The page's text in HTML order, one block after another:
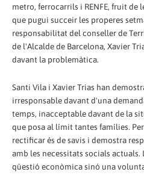
metro, ferrocarrils i RENFE, fruit de
que pugui succeir les properes
responsabilitat del conseller de
de l'Alcalde de Barcelona, Xavier
davant la problemàtica.
Santi Vila i Xavier Trias han
irresponsable davant d'una
temps, inacceptable davant de la
que posa al límit tantes famílies.
rectificar és de savis i demostra
amb les necessitats socials actuals.
qüestió econòmica sinó una